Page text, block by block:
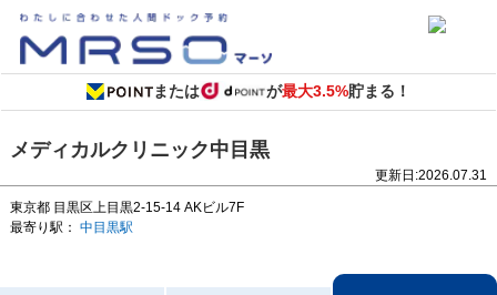
または が最大3.5%貯まる！
メディカルクリニック中目黒
更新日:2026.07.31
東京都 目黒区上目黒2-15-14 AKビル7F
最寄り駅： 中目黒駅